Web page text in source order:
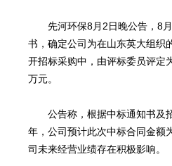
先河环保8月2日晚公告，8月
书，确定公司为在山东英大组织
开招标采购中，由评标委员评定
万元。
公告称，根据中标通知书及招
年，公司预计此次中标合同金额
司未来经营业绩存在积极影响。